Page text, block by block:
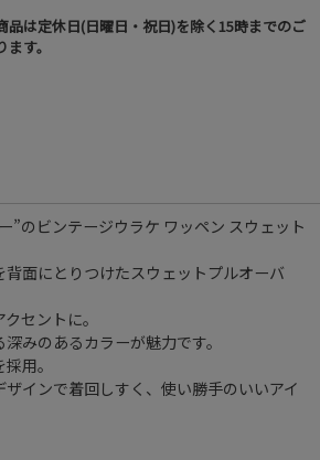
品は定休日(日曜日・祝日)を除く15時までのご
す。
”のビンテージウラケ ワッペン スウェット
面にとりつけたスウェットプルオーバ
セントに。
みのあるカラーが魅力です。
用。
インで着回しすく、使い勝手のいいアイ